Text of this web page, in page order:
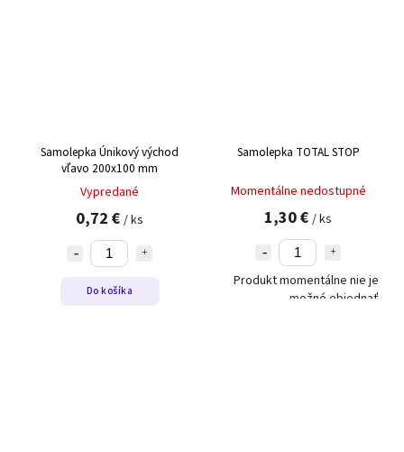
Samolepka Únikový východ
vľavo 200x100 mm
Vypredané
0,72 € / ks
Do košíka
Samolepka TOTAL STOP
Momentálne nedostupné
1,30 € / ks
Produkt momentálne nie je
možné objednať